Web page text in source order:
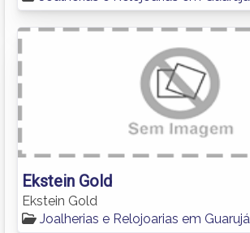
Ekstein Gold
Ekstein Gold
Joalherias e Relojoarias em Guarujá